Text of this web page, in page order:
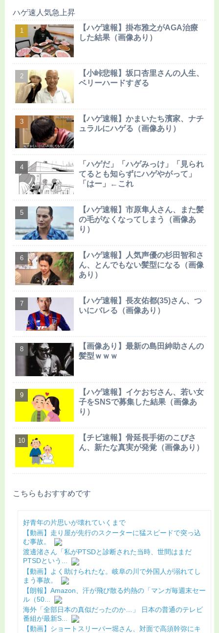
ハゲ速人気急上昇
【ハゲ速報】掛布雅之がAGA治療
した結果（画像あり）
【小峠悲報】坂口杏里さんの人生、
ベリーハードすぎる
【ハゲ速報】かまいたち濱家、ナチ
ュラルにハゲる（画像あり）
「ハゲだ」「ハゲみっけ」「見られ
てるとも知らずにハゲやがって」
「はー」←これ
【ハゲ速報】市原隼人さん、また髪
の毛がなくなってしまう（画像あ
り）
【ハゲ速報】人気声優の杉田智和さ
ん、とんでもない髪型になる（画像
あり）
【ハゲ速報】長友佑都(35)さん、つ
いにバレる（画像あり）
【画像あり】最新の島田紳助さんの
髪型ｗｗｗ
【ハゲ速報】イケおぢさん、若い女
子をSNSで募集した結果（画像あ
り）
【チビ速報】骨延長手術のこびさ
ん、新たな真実が発覚（画像あり）
こちらもおすすめです
好青年の片思いが壊れていくまで
【動画】走り屋が先行のスクーターに猛スピードで突っ込
む事故。
渡邊渚さん「私がPTSDと診断された当時、世間はまだ
PTSDという...
【動画】よく助けられたな。岐阜の川で外国人が溺れてし
まう事故。
【朗報】Amazon、汗が飛び散る灼熱の「マンガ毎週末セー
ル（50...
海外「全部日本の真似だったのか…」 日本の普通のテレビ
番組が最新S...
【動画】ショートスリーパー堀さん、対面で高須幹弥にキ